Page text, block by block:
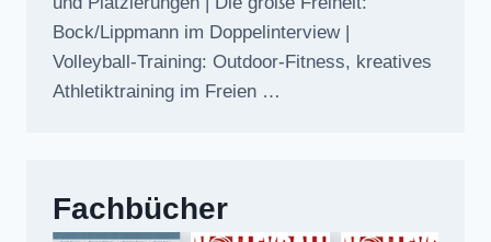
Bock/Lippmann im Doppelinterview |
Volleyball-Training: Outdoor-Fitness, kreatives
Athletiktraining im Freien …
Fachbücher